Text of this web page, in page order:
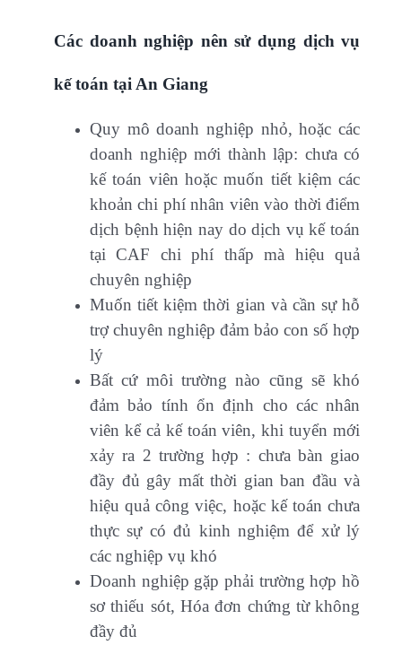
Các doanh nghiệp nên sử dụng dịch vụ
kế toán tại An Giang
Quy mô doanh nghiệp nhỏ, hoặc các
doanh nghiệp mới thành lập: chưa có
kế toán viên hoặc muốn tiết kiệm các
khoản chi phí nhân viên vào thời điểm
dịch bệnh hiện nay do dịch vụ kế toán
tại CAF chi phí thấp mà hiệu quả
chuyên nghiệp
Muốn tiết kiệm thời gian và cần sự hỗ
trợ chuyên nghiệp đảm bảo con số hợp
lý
Bất cứ môi trường nào cũng sẽ khó
đảm bảo tính ổn định cho các nhân
viên kể cả kế toán viên, khi tuyển mới
xảy ra 2 trường hợp : chưa bàn giao
đầy đủ gây mất thời gian ban đầu và
hiệu quả công việc, hoặc kế toán chưa
thực sự có đủ kinh nghiệm để xử lý
các nghiệp vụ khó
Doanh nghiệp gặp phải trường hợp hồ
sơ thiếu sót, Hóa đơn chứng từ không
đầy đủ